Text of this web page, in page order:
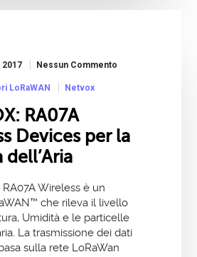
Nessun Commento
LoRaWAN Netvox
RA07A
Devices per la
Wireless è un
che rileva il livello
Umidità e le particelle
La trasmissione dei dati
sulla rete LoRaWan